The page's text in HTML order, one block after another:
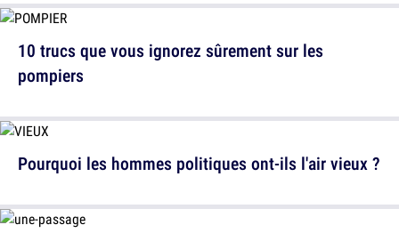
Pourquoi les hommes politiques ont-ils l'air vieux ?
10 trucs que vous ignorez sûrement sur les
pompiers